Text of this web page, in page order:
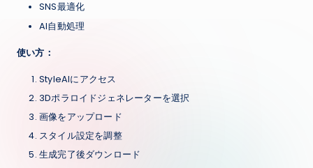
SNS最適化
AI自動処理
使い方：
StyleAIにアクセス
3Dポラロイドジェネレーターを選択
画像をアップロード
スタイル設定を調整
生成完了後ダウンロード